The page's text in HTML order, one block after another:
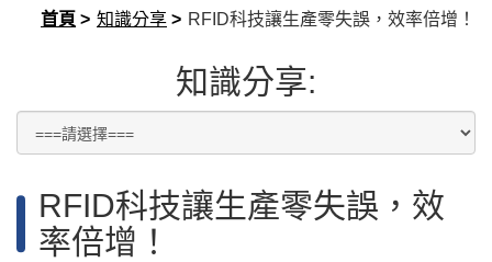
首頁 > 知識分享 > RFID科技讓生產零失誤，效率倍增！
知識分享:
RFID科技讓生產零失誤，效
率倍增！